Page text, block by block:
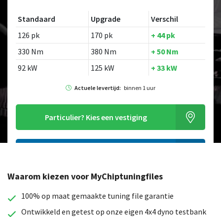
Standaard Upgrade
Verschil
126 pk
170 pk
+ 44 pk
330 Nm
380 Nm
+ 50 Nm
92 kW
125 kW + 33 kW
Actuele levertijd: binnen 1 uur
Particulier? Kies een vestiging
Op zoek naar een ander model?
Waarom kiezen voor MyChiptuningfiles
100% op maat gemaakte tuning file garantie
Ontwikkeld en getest op onze eigen 4x4 dyno testbank